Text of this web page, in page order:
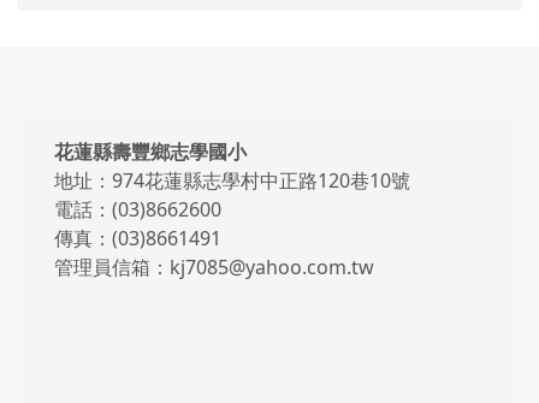
頁尾區域內容
花蓮縣壽豐鄉志學國小
地址：974花蓮縣志學村中正路120巷10號
電話：(03)8662600
傳真：(03)8661491
管理員信箱：kj7085@yahoo.com.tw